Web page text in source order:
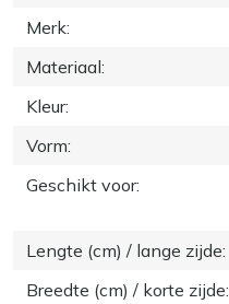
Merk:
Materiaal:
Kleur:
Vorm:
Geschikt voor:
Lengte (cm) / lange zijde:
Breedte (cm) / korte zijde: